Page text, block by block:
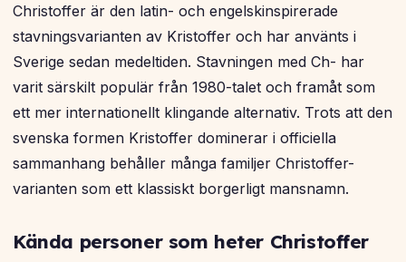
Christoffer är den latin- och engelskinspirerade
stavningsvarianten av Kristoffer och har använts i
Sverige sedan medeltiden. Stavningen med Ch- har
varit särskilt populär från 1980-talet och framåt som
ett mer internationellt klingande alternativ. Trots att den
svenska formen Kristoffer dominerar i officiella
sammanhang behåller många familjer Christoffer-
varianten som ett klassiskt borgerligt mansnamn.
Kända personer som heter Christoffer